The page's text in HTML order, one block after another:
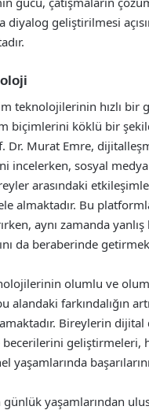
diyalog geliştirilmesi
teknolojilerinin hızlı bir
biçimlerini köklü bir
Dr. Murat Emre,
incelerken, sosyal medya
arasındaki
almaktadır. Bu
aynı zamanda
da beraberinde
olumlu ve
farkındalığın
Bireylerin dijital
geliştirmeleri,
yaşamlarında
yaşamlarından